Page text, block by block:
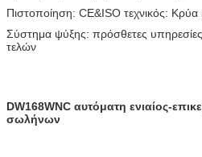
Πιστοποίηση: CE&ISO τεχνικός:
Σύστημα ψύξης: πρόσθετες
τελών
DW168WNC αυτόματη ενιαίος-
σωλήνων